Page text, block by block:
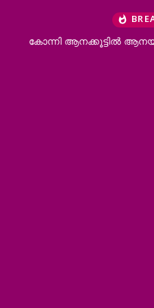
കോന്നി ആനക്കൂട്ടിൽ ആനയുടെ